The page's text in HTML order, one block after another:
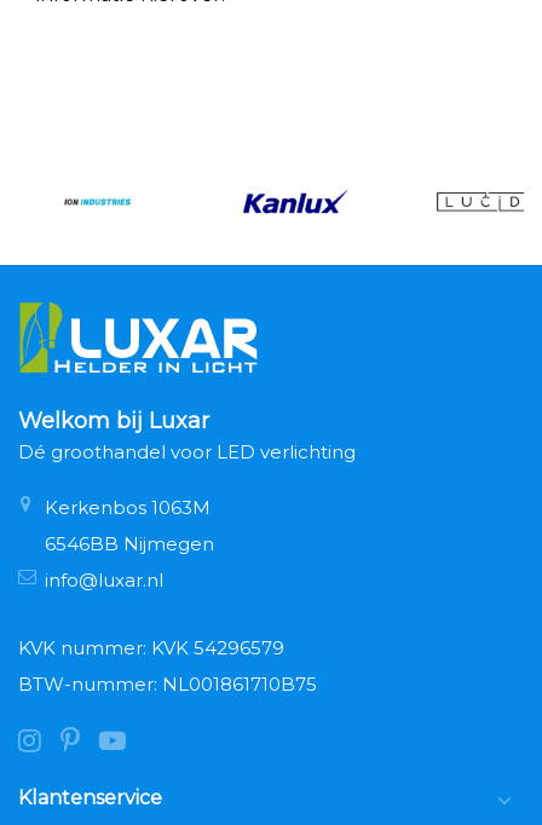
Welkom bij Luxar
Dé groothandel voor LED verlichting
Kerkenbos 1063M
6546BB Nijmegen
info@luxar.nl
KVK nummer: KVK 54296579
BTW-nummer: NL001861710B75
Klantenservice